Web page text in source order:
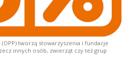
tworzą stowarzyszenia i fundacje
innych osób, zwierząt czy też grup